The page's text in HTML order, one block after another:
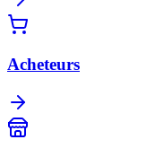
Acheteurs